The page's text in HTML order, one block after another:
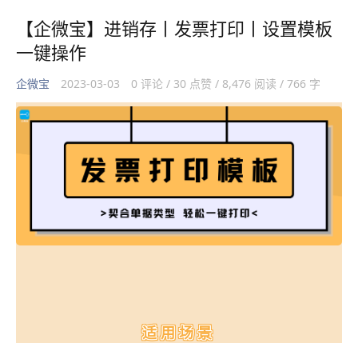
【企微宝】进销存丨发票打印丨设置模板
一键操作
企微宝 2023-03-03 0 评论 / 30 点赞 / 8,476 阅读 / 766 字
​适用场景